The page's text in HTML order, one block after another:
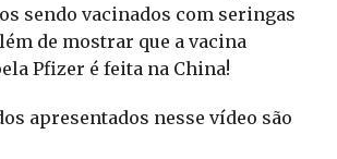
sendo vacinados com seringas
de mostrar que a vacina
Pfizer é feita na China!
apresentados nesse vídeo são